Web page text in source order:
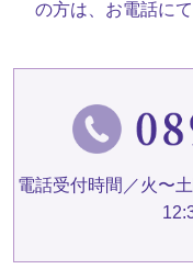
の方は、お電話に
電話受付時間／火〜